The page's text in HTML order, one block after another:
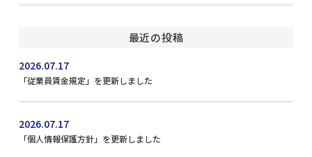
最近の投稿
「従業員賃金規定」を更新しました
2026.07.17
「個人情報保護方針」を更新しました
2026.07.17